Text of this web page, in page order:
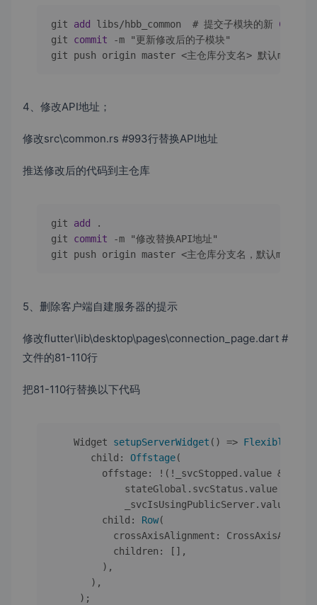
git add libs/hbb_common  # 提交子模块的新 Commit
git commit -m "更新修改后的子模块"
git push origin master <主仓库分支名> 默认master
4、修改API地址；
修改src\common.rs #993行替换API地址
推送修改后的代码到主仓库
git add
.
git commit -m "修改替换API地址"
git push origin master <主仓库分支名，默认master
5、删除客户端自建服务器的提示
修改flutter\lib\desktop\pages\connection_page.dart #
文件的81-110行
把81-110行替换以下代码
    Widget
setupServerWidget () => Flexible
child : Offstage(
offstage: !(!_svcStopped.value &&
stateGlobal.svcStatus.value ==
             _svcIsUsingPublicServer.value),
child : Row(
crossAxisAlignment :
children : [],
         ),
       ),
     );